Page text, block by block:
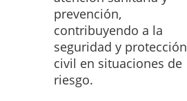
prevención,
contribuyendo a la
seguridad y protección
civil en situaciones de
riesgo.